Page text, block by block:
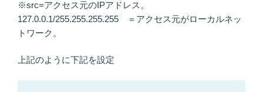
※src=アクセス元のIPアドレス。
127.0.0.1/255.255.255.255 ＝アクセス元がローカルネッ
トワーク。
上記のように下記を設定